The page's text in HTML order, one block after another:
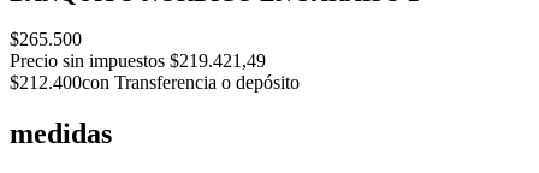
$265.500
Precio sin impuestos $219.421,49
$212.400con Transferencia o depósito
medidas